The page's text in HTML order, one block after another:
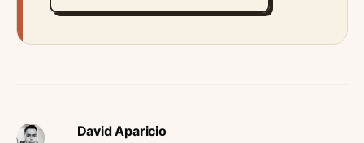
David Aparicio